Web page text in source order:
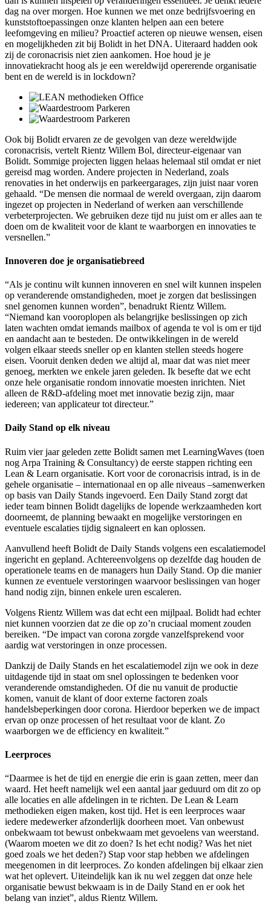
dag na over morgen. Hoe kunnen we met onze bedrijfsvoering en
kunststoftoepassingen onze klanten helpen aan een betere
leefomgeving en milieu? Proactief acteren op nieuwe wensen, eisen
en mogelijkheden zit bij Bolidt in het DNA. Uiteraard hadden ook
zij de coronacrisis niet zien aankomen. Hoe houd je je
innovatiekracht hoog als je een wereldwijd opererende organisatie
bent en de wereld is in lockdown?
Ook bij Bolidt ervaren ze de gevolgen van deze wereldwijde
coronacrisis, vertelt Rientz Willem Bol, directeur-eigenaar van
Bolidt. Sommige projecten liggen helaas helemaal stil omdat er niet
gereisd mag worden. Andere projecten in Nederland, zoals
renovaties in het onderwijs en parkeergarages, zijn juist naar voren
gehaald. “De mensen die normaal de wereld overgaan, zijn daarom
ingezet op projecten in Nederland of werken aan verschillende
verbeterprojecten. We gebruiken deze tijd nu juist om er alles aan te
doen om de kwaliteit voor de klant te waarborgen en innovaties te
versnellen.”
Innoveren doe je organisatiebreed
“Als je continu wilt kunnen innoveren en snel wilt kunnen inspelen
op veranderende omstandigheden, moet je zorgen dat beslissingen
snel genomen kunnen worden”, benadrukt Rientz Willem.
“Niemand kan vooroplopen als belangrijke beslissingen op zich
laten wachten omdat iemands mailbox of agenda te vol is om er tijd
en aandacht aan te besteden. De ontwikkelingen in de wereld
volgen elkaar steeds sneller op en klanten stellen steeds hogere
eisen. Vooruit denken deden we altijd al, maar dat was niet meer
genoeg, merkten we enkele jaren geleden. Ik besefte dat we echt
onze hele organisatie rondom innovatie moesten inrichten. Niet
alleen de R&D-afdeling moet met innovatie bezig zijn, maar
iedereen; van applicateur tot directeur.”
Daily Stand op elk niveau
Ruim vier jaar geleden zette Bolidt samen met LearningWaves (toen
nog Arpa Training & Consultancy) de eerste stappen richting een
Lean & Learn organisatie. Kort voor de coronacrisis intrad, is in de
gehele organisatie – internationaal en op alle niveaus –samenwerken
op basis van Daily Stands ingevoerd. Een Daily Stand zorgt dat
ieder team binnen Bolidt dagelijks de lopende werkzaamheden kort
doorneemt, de planning bewaakt en mogelijke verstoringen en
eventuele escalaties tijdig signaleert en kan oplossen.
Aanvullend heeft Bolidt de Daily Stands volgens een escalatiemodel
ingericht en gepland. Achtereenvolgens op dezelfde dag houden de
operationele teams en de managers hun Daily Stand. Op die manier
kunnen ze eventuele verstoringen waarvoor beslissingen van hoger
hand nodig zijn, binnen enkele uren escaleren.
Volgens Rientz Willem was dat echt een mijlpaal. Bolidt had echter
niet kunnen voorzien dat ze die op zo’n cruciaal moment zouden
bereiken. “De impact van corona zorgde vanzelfsprekend voor
aardig wat verstoringen in onze processen.
Dankzij de Daily Stands en het escalatiemodel zijn we ook in deze
uitdagende tijd in staat om snel oplossingen te bedenken voor
veranderende omstandigheden. Of die nu vanuit de productie
komen, vanuit de klant of door externe factoren zoals
handelsbeperkingen door corona. Hierdoor beperken we de impact
ervan op onze processen of het resultaat voor de klant. Zo
waarborgen we de efficiency en kwaliteit.”
Leerproces
“Daarmee is het de tijd en energie die erin is gaan zetten, meer dan
waard. Het heeft namelijk wel een aantal jaar geduurd om dit zo op
alle locaties en alle afdelingen in te richten. De Lean & Learn
methodieken eigen maken, kost tijd. Het is een leerproces waar
iedere medewerker afzonderlijk doorheen moet. Van onbewust
onbekwaam tot bewust onbekwaam met gevoelens van weerstand.
(Waarom moeten we dit zo doen? Is het echt nodig? Was het niet
goed zoals we het deden?) Stap voor stap hebben we afdelingen
meegenomen in dit leerproces. Zo konden afdelingen bij elkaar zien
wat het oplevert. Uiteindelijk kan ik nu wel zeggen dat onze hele
organisatie bewust bekwaam is in de Daily Stand en er ook het
belang van inziet”, aldus Rientz Willem.